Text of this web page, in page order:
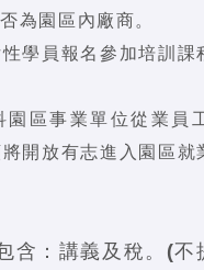
為園區內廠商。
學員報名參加培訓課
園區事業單位從業員
開放有志進入園區就
含：講義及稅。(不